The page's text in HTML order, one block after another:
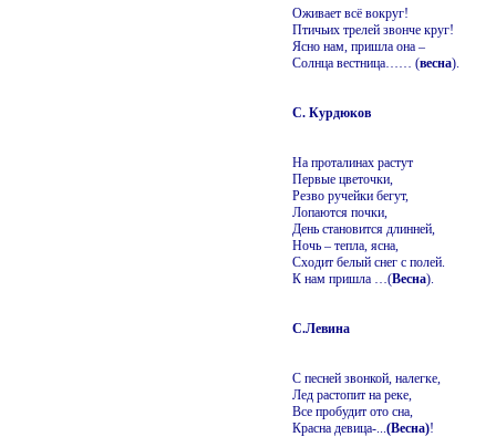
Оживает всё вокруг!
Птичьих трелей звонче круг!
Ясно нам, пришла она –
Солнца вестница…… (весна).
С. Курдюков
На проталинах растут
Первые цветочки,
Резво ручейки бегут,
Лопаются почки,
День становится длинней,
Ночь – тепла, ясна,
Сходит белый снег с полей.
К нам пришла …(Весна).
С.Левина
С песней звонкой, налегке,
Лед растопит на реке,
Все пробудит ото сна,
Красна девица-... (Весна)!